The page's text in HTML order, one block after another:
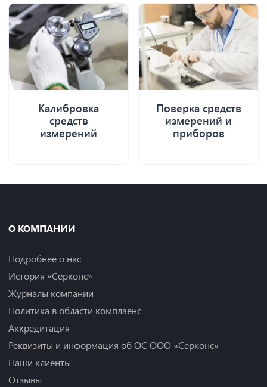
Калибровка
средств
измерений
Поверка средств
измерений и
приборов
О КОМПАНИИ
Подробнее о нас
История «Серконс»
Журналы компании
Политика в области комплаенс
Аккредитация
Реквизиты и информация об ОС ООО «Серконс»
Наши клиенты
Отзывы